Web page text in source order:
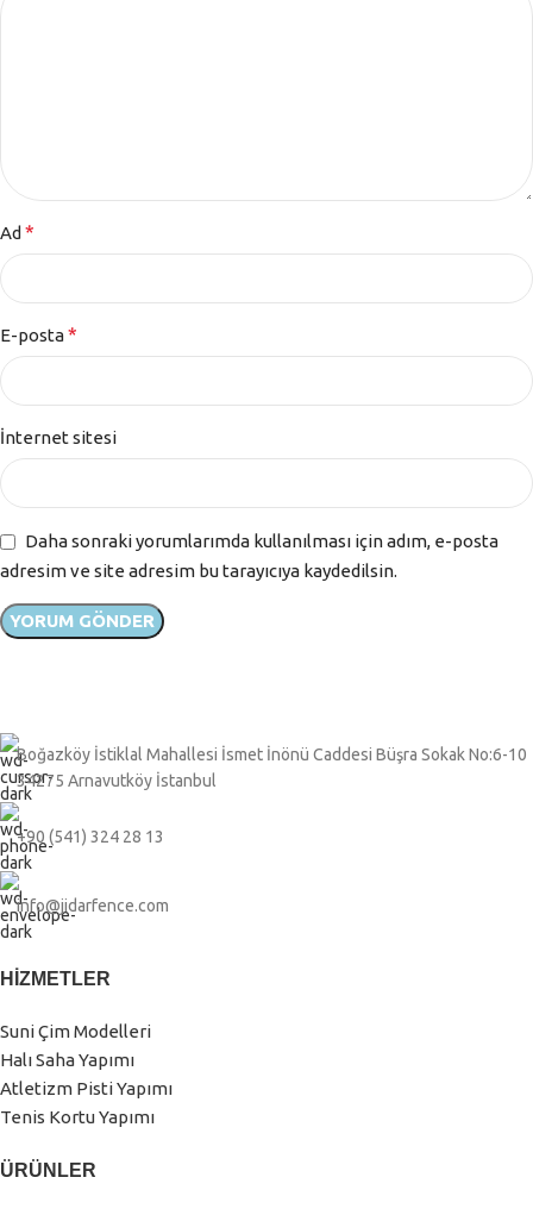
Ad *
E-posta*
İnternet sitesi
Daha sonraki yorumlarımda kullanılması için adım, e-posta
adresim ve site adresim bu tarayıcıya kaydedilsin.
Boğazköy İstiklal Mahallesi İsmet İnönü Caddesi Büşra Sokak No:6-10
34275 Arnavutköy İstanbul
+90 (541) 324 28 13
info@jidarfence.com
HIZMETLER
Suni Çim Modelleri
Halı Saha Yapımı
Atletizm Pisti Yapımı
Tenis Kortu Yapımı
ÜRÜNLER